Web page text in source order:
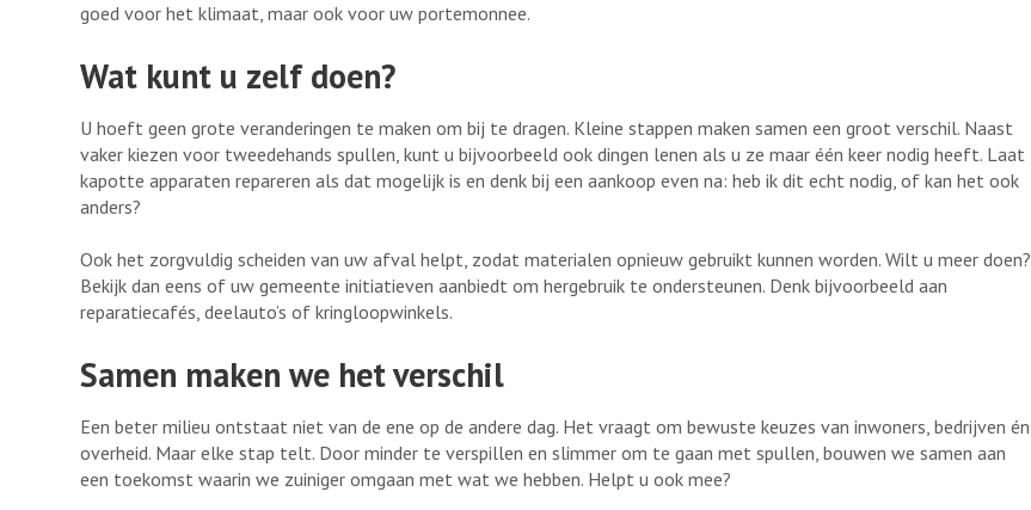
goed voor het klimaat, maar ook voor uw portemonnee.
Wat kunt u zelf doen?
U hoeft geen grote veranderingen te maken om bij te dragen. Kleine stappen maken samen een groot verschil. Naast
vaker kiezen voor tweedehands spullen, kunt u bijvoorbeeld ook dingen lenen als u ze maar één keer nodig heeft. Laat
kapotte apparaten repareren als dat mogelijk is en denk bij een aankoop even na: heb ik dit echt nodig, of kan het ook
anders?
Ook het zorgvuldig scheiden van uw afval helpt, zodat materialen opnieuw gebruikt kunnen worden. Wilt u meer doen?
Bekijk dan eens of uw gemeente initiatieven aanbiedt om hergebruik te ondersteunen. Denk bijvoorbeeld aan
reparatiecafés, deelauto’s of kringloopwinkels.
Samen maken we het verschil
Een beter milieu ontstaat niet van de ene op de andere dag. Het vraagt om bewuste keuzes van inwoners, bedrijven én
overheid. Maar elke stap telt. Door minder te verspillen en slimmer om te gaan met spullen, bouwen we samen aan
een toekomst waarin we zuiniger omgaan met wat we hebben. Helpt u ook mee?